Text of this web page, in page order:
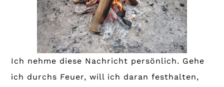
Ich nehme diese Nachricht persönlich. Gehe
ich durchs Feuer, will ich daran festhalten,